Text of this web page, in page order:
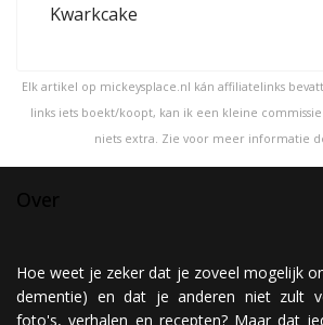
Kwarkcake
Elk artikel op mickeysplace.nl kán affiliatelinks
links iets boekt/koopt, kan ik een kleine
niets extra. Zie voor meer informatie
Hoe weet je zeker dat je zoveel mogelijk
dementie) en dat je anderen niet zult
foto's, verhalen en recepten? Maar dat